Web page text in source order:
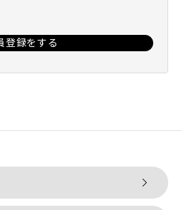
登録をする